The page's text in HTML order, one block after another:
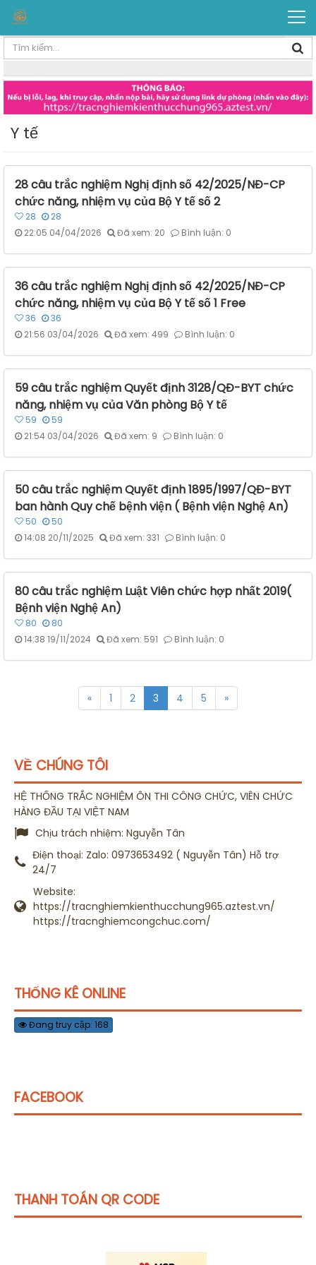
Y tế
28 câu trắc nghiệm Nghị định số 42/2025/NĐ-CP
chức năng, nhiệm vụ của Bộ Y tế số 2
28
28
22:05 04/04/2026
Đã xem: 20 Bình luận: 0
36 câu trắc nghiệm Nghị định số 42/2025/NĐ-CP
chức năng, nhiệm vụ của Bộ Y tế số 1 Free
36
36
21:56 03/04/2026
Đã xem: 499 Bình luận: 0
59 câu trắc nghiệm Quyết định 3128/QĐ-BYT chức
năng, nhiệm vụ của Văn phòng Bộ Y tế
59
59
21:54 03/04/2026
Đã xem: 9 Bình luận: 0
50 câu trắc nghiệm Quyết định 1895/1997/QĐ-BYT
ban hành Quy chế bệnh viện ( Bệnh viện Nghệ An)
50
50
14:08 20/11/2025
Đã xem: 331 Bình luận: 0
80 câu trắc nghiệm Luật Viên chức hợp nhất 2019(
Bệnh viện Nghệ An)
80
80
14:38 19/11/2024
Đã xem: 591 Bình luận: 0
« 1 2 3 4 5 »
VỀ CHÚNG TÔI
HỆ THỐNG TRẮC NGHIỆM ÔN THI CÔNG CHỨC, VIÊN CHỨC
HÀNG ĐẦU TẠI VIỆT NAM
Chịu trách nhiệm: Nguyễn Tân
Điện thoại: Zalo: 0973653492 ( Nguyễn Tân) Hỗ trợ
24/7
Website:
https://tracnghiemkienthucchung965.aztest.vn/
https://tracnghiemcongchuc.com/
THỐNG KÊ ONLINE
Đang truy cập: 168
FACEBOOK
THANH TOÁN QR CODE